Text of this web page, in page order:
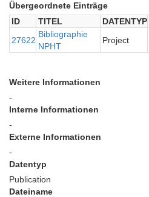
Übergeordnete Einträge
ID
TITEL DATENTYP
27622
Bibliographie
NPHT
Project
Weitere Informationen
-
Interne Informationen
-
Externe Informationen
-
Datentyp
Publication
Dateiname